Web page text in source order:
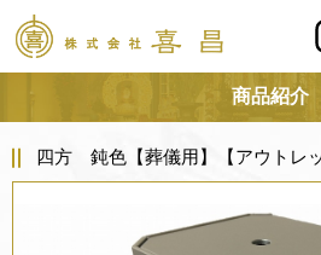
商品紹介
四方 鈍色【葬儀用】【アウトレッ